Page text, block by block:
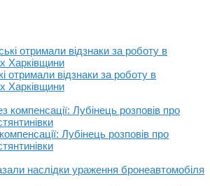
отримали відзнаки за роботу в
Харківщини
Лубінець розповів про